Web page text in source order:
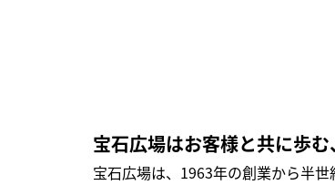
宝石広場はお客様と共に歩む
宝石広場は、1963年の創業から半